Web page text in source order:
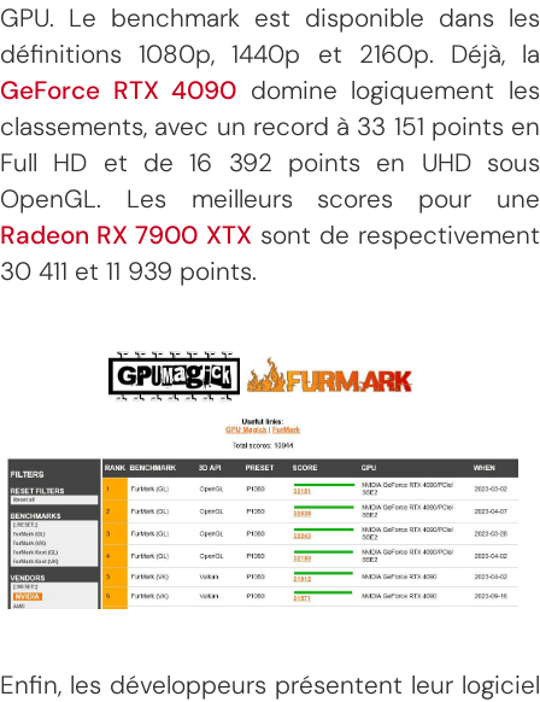
GPU. Le benchmark est disponible dans les
définitions 1080p, 1440p et 2160p. Déjà, la
GeForce RTX 4090 domine logiquement les
classements, avec un record à 33 151 points en
Full HD et de 16 392 points en UHD sous
OpenGL. Les meilleurs scores pour une
Radeon RX 7900 XTX sont de respectivement
30 411 et 11 939 points.
Enfin, les développeurs présentent leur logiciel